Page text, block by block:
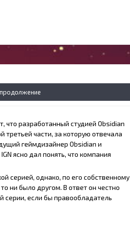
что разработанный студией Obsidian
части, за которую отвечала
геймдизайнер Obsidian и
ясно дал понять, что компания
серией, однако, по его собственному
ни было другом. В ответ он честно
серии, если бы правообладатель